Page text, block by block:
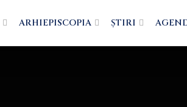
ARHIEPISCOPIA ȘTIRI